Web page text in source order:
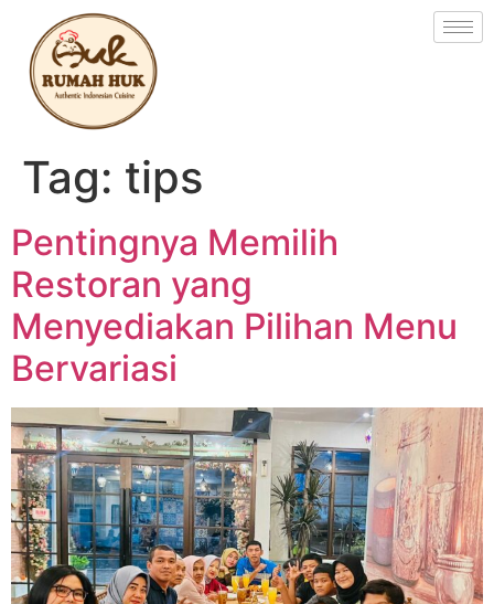
Tag: tips
Pentingnya Memilih
Restoran yang
Menyediakan Pilihan Menu
Bervariasi